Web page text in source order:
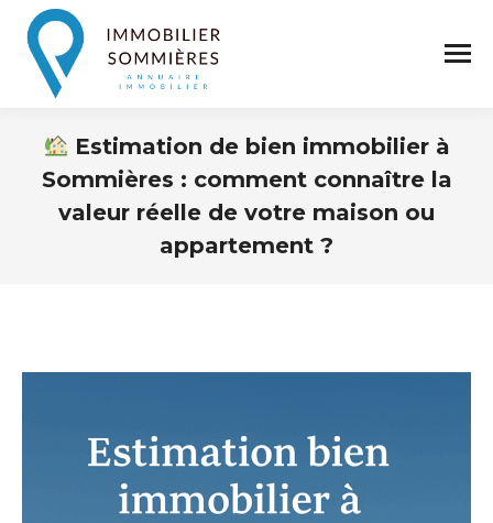
Estimation de bien immobilier à
Sommières : comment connaître la
valeur réelle de votre maison ou
appartement ?